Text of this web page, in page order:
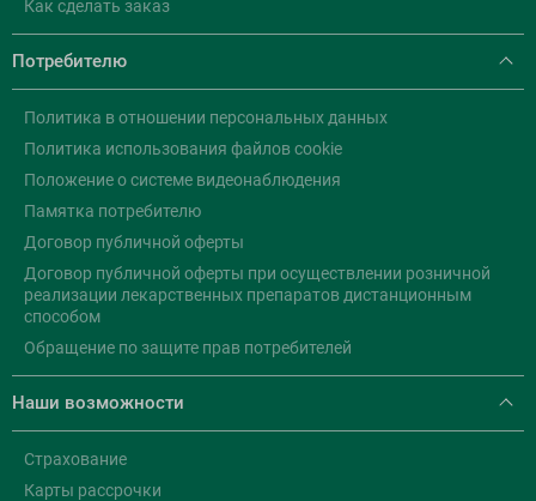
Как сделать заказ
Потребителю
Политика в отношении персональных данных
Политика использования файлов cookie
Положение о системе видеонаблюдения
Памятка потребителю
Договор публичной оферты
Договор публичной оферты при осуществлении розничной
реализации лекарственных препаратов дистанционным
способом
Обращение по защите прав потребителей
Наши возможности
Страхование
Карты рассрочки